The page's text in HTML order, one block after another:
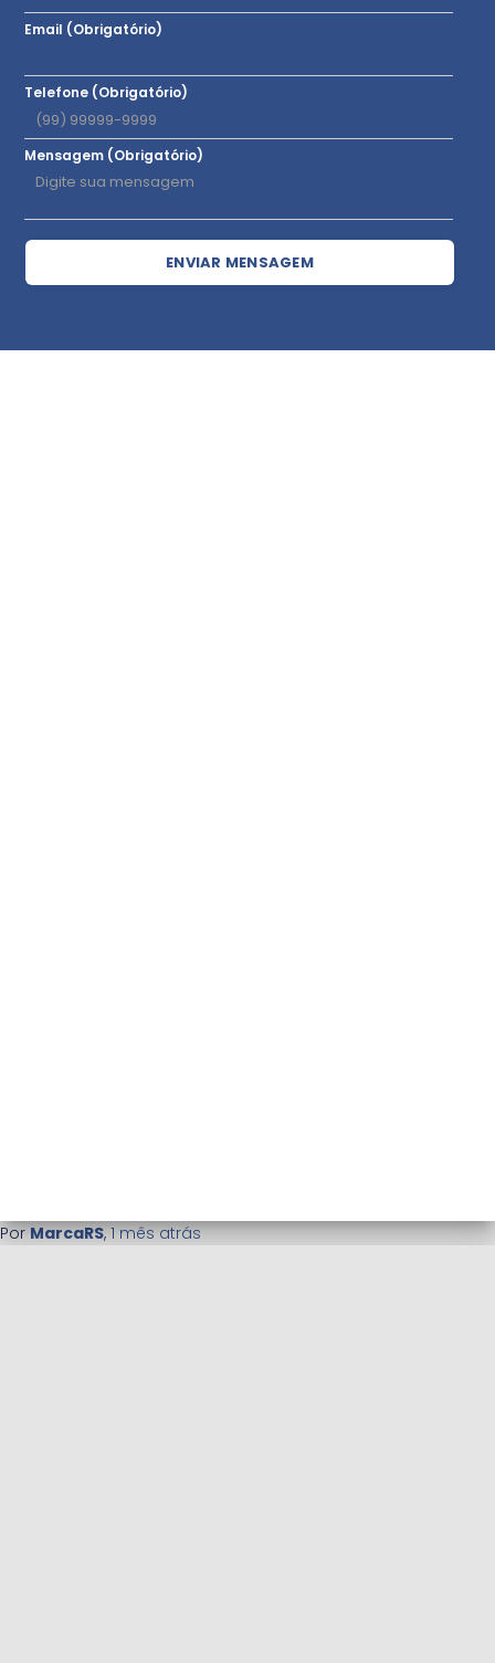
Email (Obrigatório)
Telefone (Obrigatório)
Mensagem (Obrigatório)
ENVIAR MENSAGEM
PorMarcaRS,1 mêsatrás